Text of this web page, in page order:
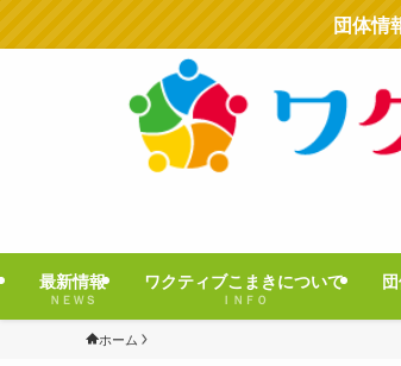
団体情
最新情報
ＮＥＷＳ
ワクティブこまきについて
ＩＮＦＯ
ホーム